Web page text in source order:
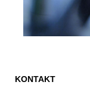
KONTAKT